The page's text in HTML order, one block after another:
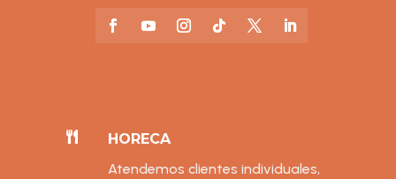

HORECA
Atendemos clientes individuales,